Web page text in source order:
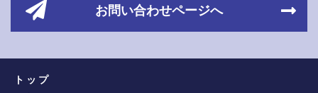
お問い合わせページへ
トップ